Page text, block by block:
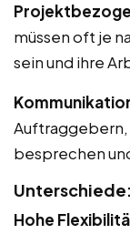
müssen oft je
sein und ihre
besprechen
Unterschiede:
Hohe